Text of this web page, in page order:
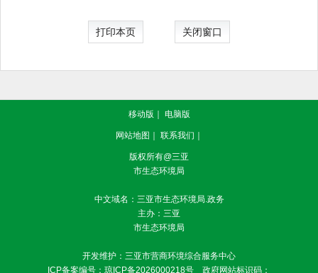
打印本页 关闭窗口
移动版 ｜ 电脑版
网站地图 ｜ 联系我们 ｜
版权所有@三亚
市生态环境局
中文域名：三亚市生态环境局.政务
主办：三亚
市生态环境局
开发维护：三亚市营商环境综合服务中心
ICP备案编号： 琼ICP备2026000218号 政府网站标识码：